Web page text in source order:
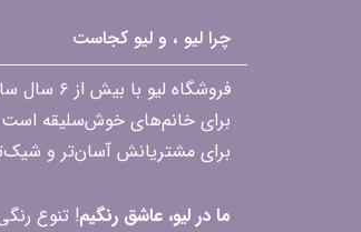
چرا لیو ، و لیو کجاست
برای خانم‌های خوش‌سلیقه است.
برای مشتریانش آسان‌تر و
ما در لیو، عاشق رنگیم! تنوع